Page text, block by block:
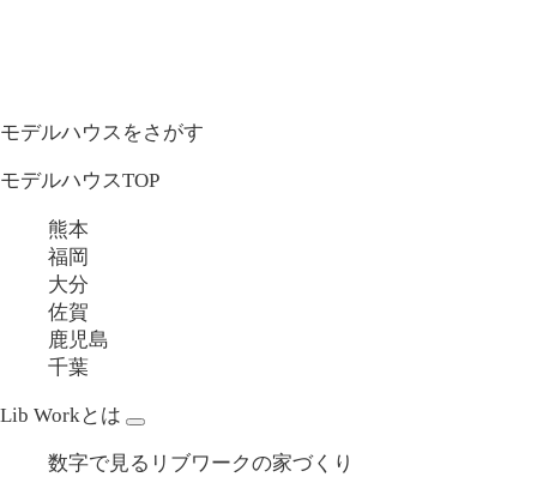
モデルハウスをさがす
モデルハウスTOP
熊本
福岡
大分
佐賀
鹿児島
千葉
Lib Workとは
数字で見るリブワークの家づくり